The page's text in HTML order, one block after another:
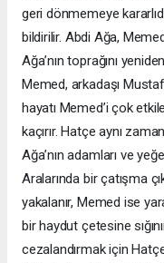
geri dönmemeye
bildirilir. Abdi Ağa,
Ağa’nın toprağını
Memed, arkadaşı
hayatı Memed’i çok
kaçırır. Hatçe aynı
Ağa’nın adamları ve
Aralarında bir çatışma
yakalanır, Memed ise
bir haydut çetesine
cezalandırmak için